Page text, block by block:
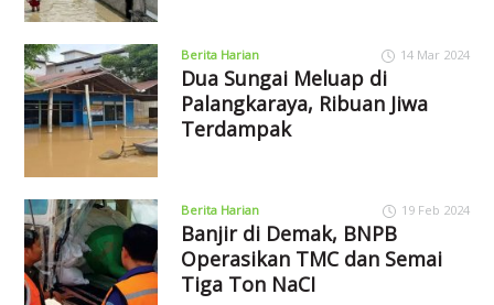
Berita Harian 14 Mar 2024
Dua Sungai Meluap di
Palangkaraya, Ribuan Jiwa
Terdampak
Berita Harian 19 Feb 2024
Banjir di Demak, BNPB
Operasikan TMC dan Semai
Tiga Ton NaCI